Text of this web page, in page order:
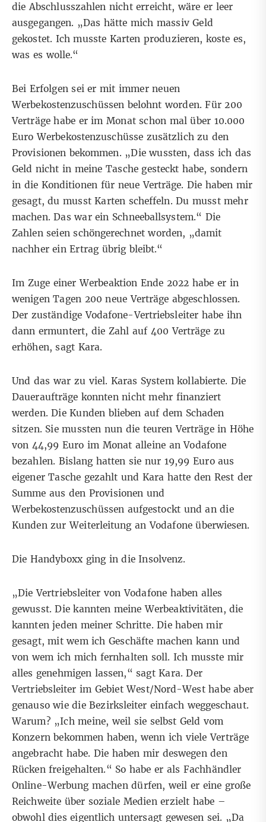
die Abschlusszahlen nicht erreicht, wäre er leer
ausgegangen. „Das hätte mich massiv Geld
gekostet. Ich musste Karten produzieren, koste es,
was es wolle.“
Bei Erfolgen sei er mit immer neuen
Werbekostenzuschüssen belohnt worden. Für 200
Verträge habe er im Monat schon mal über 10.000
Euro Werbekostenzuschüsse zusätzlich zu den
Provisionen bekommen. „Die wussten, dass ich das
Geld nicht in meine Tasche gesteckt habe, sondern
in die Konditionen für neue Verträge. Die haben mir
gesagt, du musst Karten scheffeln. Du musst mehr
machen. Das war ein Schneeballsystem.“ Die
Zahlen seien schöngerechnet worden, „damit
nachher ein Ertrag übrig bleibt.“
Im Zuge einer Werbeaktion Ende 2022 habe er in
wenigen Tagen 200 neue Verträge abge­schlossen.
Der zuständige Voda­fone-Vertriebs­leiter habe ihn
dann ermun­tert, die Zahl auf 400 Verträge zu
erhöhen, sagt Kara.
Und das war zu viel. Karas System kollabierte. Die
Dauer­auf­träge konnten nicht mehr finanziert
werden. Die Kunden blieben auf dem Schaden
sitzen. Sie mussten nun die teuren Verträge in Höhe
von 44,99 Euro im Monat alleine an Vodafone
bezahlen. Bislang hatten sie nur 19,99 Euro aus
eigener Tasche gezahlt und Kara hatte den Rest der
Summe aus den Provisionen und
Werbekostenzuschüssen aufgestockt und an die
Kunden zur Weiterleitung an Vodafone überwiesen.
Die Handyboxx ging in die Insolvenz.
„Die Vertriebsleiter von Vodafone haben alles
gewusst. Die kannten meine Werbeaktivitäten, die
kannten jeden meiner Schritte. Die haben mir
gesagt, mit wem ich Geschäfte machen kann und
von wem ich mich fernhalten soll. Ich musste mir
alles genehmigen lassen,“ sagt Kara. Der
Vertriebsleiter im Gebiet West/Nord-West habe aber
genauso wie die Bezirksleiter einfach weggeschaut.
Warum? „Ich meine, weil sie selbst Geld vom
Konzern bekommen haben, wenn ich viele Verträge
angebracht habe. Die haben mir deswegen den
Rücken freigehalten.“ So habe er als Fachhändler
Online-Werbung machen dürfen, weil er eine große
Reichweite über soziale Medien erzielt habe –
obwohl dies eigentlich untersagt gewesen sei. „Da